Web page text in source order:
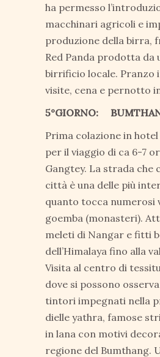
ha permesso
macchinari agricoli e
produzione della birra,
Red Panda prodotta da
birrificio locale. Pranzo
visite, cena e pernotto
5°GIORNO:
Prima colazione in
per il viaggio di ca 6-7
Gangtey. La strada che
città è una delle più
quanto tocca numerosi
goemba (monasteri).
meleti di Nangar e fitti
dell’Himalaya fino alla
Visita al centro di
dove si possono
tintori impegnati nella
dielle yathra, famose
in lana con motivi
regione del Bumthang.